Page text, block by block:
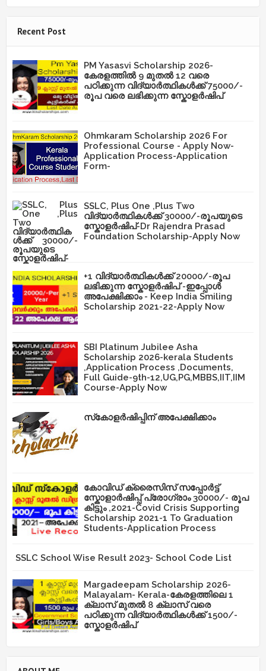
Recent Post
PM Yasasvi Scholarship 2026-
കേരളത്തിൽ 9 മുതൽ 12 വരെ
പഠിക്കുന്ന വിദ്യാർത്ഥികൾക്ക് 75000/-
രൂപ വരെ ലഭിക്കുന്ന സ്കോളർഷിപ്
Ohmkaram Scholarship 2026 For
Professional Course - Apply Now-
Application Process-Application
Form-
SSLC, Plus One ,Plus Two
വിദ്യാർത്ഥികൾക്ക് 30000/-രൂപയുടെ
സ്കോളർഷിപ്-Dr Rajendra Prasad
Foundation Scholarship-Apply Now
+1 വിദ്യാർത്ഥികൾക്ക് 20000/-രൂപ
ലഭിക്കുന്ന സ്കോളർഷിപ് -ഇപ്പോൾ
അപേക്ഷിക്കാം - Keep India Smiling
Scholarship 2021-22-Apply Now
SBI Platinum Jubilee Asha
Scholarship 2026-kerala Students
,Application Process ,Documents,
Full Guide-9th-12,UG,PG,MBBS,IIT,IIM
Course-Apply Now
സ്‌കോളർഷിപ്പിന് അപേക്ഷിക്കാം
കോവിഡ് ക്രൈസിസ് സപ്പോർട്ട്
സ്കോളാർഷിപ്പ് പ്രോഗ്രാം 30000/- രൂപ
കിട്ടും ,2021-Covid Crisis Supporting
Scholarship 2021-1 To Graduation
Students-Application Process
SSLC School Wise Result 2023- School Code List
Margadeepam Scholarship 2026-
Malayalam- Kerala-കേരളത്തിലെ 1
ക്ലാസ് മുതൽ 8 ക്ലാസ് വരെ
പഠിക്കുന്ന വിദ്യാർത്ഥികൾക്ക് 1500/-
സ്കോളർഷിപ്